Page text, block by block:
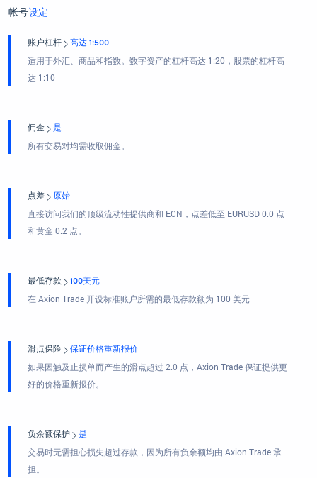
帐号设定
账户杠杆 高达 1:500
适用于外汇、商品和指数。数字资产的杠杆高达 1:20，股票的杠杆高
达 1:10
佣金 是
所有交易对均需收取佣金。
点差 原始
直接访问我们的顶级流动性提供商和 ECN，点差低至 EURUSD 0.0 点
和黄金 0.2 点。
最低存款 100美元
在 Axion Trade 开设标准账户所需的最低存款额为 100 美元
滑点保险 保证价格重新报价
如果因触及止损单而产生的滑点超过 2.0 点，Axion Trade 保证提供更
好的价格重新报价。
负余额保护 是
交易时无需担心损失超过存款，因为所有负余额均由 Axion Trade 承
担。